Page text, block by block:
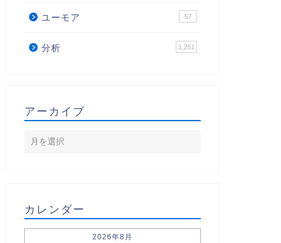
ユーモア 57
分析 1,251
アーカイブ
カレンダー
2026年8月